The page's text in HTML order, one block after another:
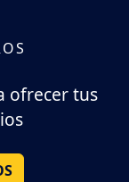
ofrecer tus